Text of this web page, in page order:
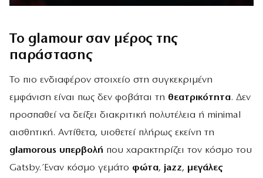
Το glamour σαν μέρος της
παράστασης
Το πιο ενδιαφέρον στοιχείο στη συγκεκριμένη
εμφάνιση είναι πως δεν φοβάται τη θεατρικότητα. Δεν
προσπαθεί να δείξει διακριτική πολυτέλεια ή minimal
αισθητική. Αντίθετα, υιοθετεί πλήρως εκείνη τη
glamorous υπερβολή που χαρακτηρίζει τον κόσμο του
Gatsby. Έναν κόσμο γεμάτο φώτα, jazz, μεγάλες